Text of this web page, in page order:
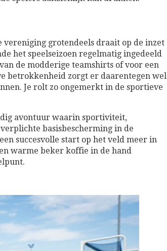
grotendeels draait op de inzet
het speelseizoen regelmatig ingedeeld
de modderige teamshirts of voor een
betrokkenheid zorgt er daarentegen wel
Je rolt zo ongemerkt in de sportieve
avontuur waarin sportiviteit,
basisbescherming in de
succesvolle start op het veld meer in
warme beker koffie in de hand